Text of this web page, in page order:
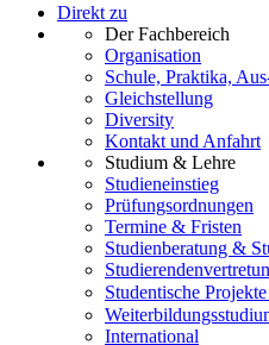
Direkt zu
Der Fachbereich
Organisation
Schule, Praktika,
Gleichstellung
Diversity
Kontakt und Anfahrt
Studium & Lehre
Studieneinstieg
Prüfungsordnungen
Termine & Fristen
Studienberatung &
Studentische
International